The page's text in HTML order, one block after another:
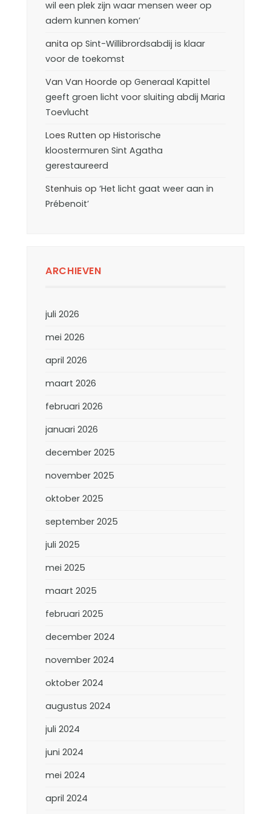
wil een plek zijn waar mensen weer op
adem kunnen komen’
anita op Sint-Willibrordsabdij is klaar
voor de toekomst
Van Van Hoorde op Generaal Kapittel
geeft groen licht voor sluiting abdij Maria
Toevlucht
Loes Rutten op Historische
kloostermuren Sint Agatha
gerestaureerd
Stenhuis op ‘Het licht gaat weer aan in
Prébenoit’
ARCHIEVEN
juli 2026
mei 2026
april 2026
maart 2026
februari 2026
januari 2026
december 2025
november 2025
oktober 2025
september 2025
juli 2025
mei 2025
maart 2025
februari 2025
december 2024
november 2024
oktober 2024
augustus 2024
juli 2024
juni 2024
mei 2024
april 2024